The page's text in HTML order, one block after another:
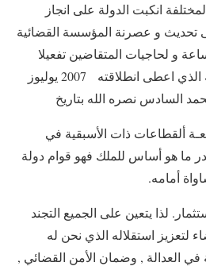
انكبت الدولة على انجاز
تحديث و عصرنة المؤسسة القضائية
و لحاجيات المتقاضين تفعيلا
لمحاور اصلاح قطاع العدالة الذي اعطى انطلاقته 2007 يوليوز
ألقطاعات ذات الأسبقية في
ما هو أساس للملك فهو قوام دولة
أمامه.
لذا يتعين على الجميع التجند
لتعزيز استقلاله الذي نحن له
في العدالة , وضمان الأمن القضائي ,